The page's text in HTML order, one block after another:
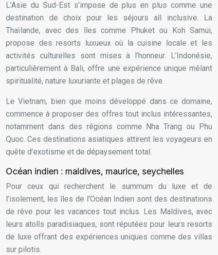
L’Asie du Sud-Est s’impose de plus en plus comme une
destination de choix pour les séjours all inclusive. La
Thaïlande, avec des îles comme Phuket ou Koh Samui,
propose des resorts luxueux où la cuisine locale et les
activités culturelles sont mises à l’honneur. L’Indonésie,
particulièrement à Bali, offre une expérience unique mêlant
spiritualité, nature luxuriante et plages de rêve.
Le Vietnam, bien que moins développé dans ce domaine,
commence à proposer des offres tout inclus intéressantes,
notamment dans des régions comme Nha Trang ou Phu
Quoc. Ces destinations asiatiques attirent les voyageurs en
quête d’exotisme et de dépaysement total.
Océan indien : maldives, maurice, seychelles
Pour ceux qui recherchent le summum du luxe et de
l’isolement, les îles de l’Océan Indien sont des destinations
de rêve pour les vacances tout inclus. Les Maldives, avec
leurs atolls paradisiaques, sont réputées pour leurs resorts
de luxe offrant des expériences uniques comme des villas
sur pilotis.